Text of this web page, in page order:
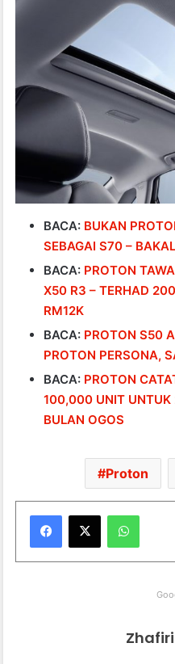
BACA: BUKAN
SEBAGAI S70 –
BACA: PROTON
X50 R3 – TERHAD
RM12K
BACA: PROTON S50
PROTON PERSONA,
BACA: PROTON
100,000 UNIT
BULAN OGOS
Proton